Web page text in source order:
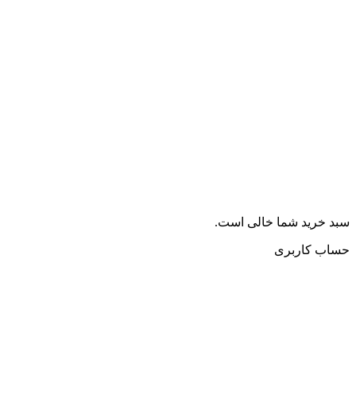
سبد خرید شما خالی است.
حساب کاربری